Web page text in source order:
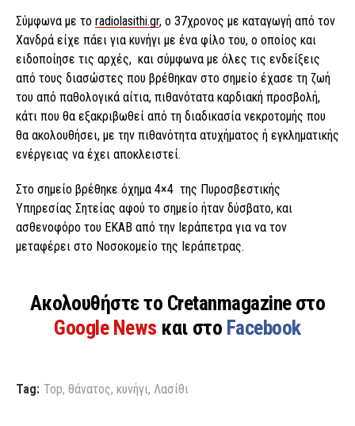
Σύμφωνα με το radiolasithi.gr, ο 37χρονος με καταγωγή από τον
Χανδρά είχε πάει για κυνήγι με ένα φίλο του, ο οποίος και
ειδοποίησε τις αρχές, και σύμφωνα με όλες τις ενδείξεις
από τους διασώστες που βρέθηκαν στο σημείο έχασε τη ζωή
του από παθολογικά αίτια, πιθανότατα καρδιακή προσβολή,
κάτι που θα εξακριβωθεί από τη διαδικασία νεκροτομής που
θα ακολουθήσει, με την πιθανότητα ατυχήματος ή εγκληματικής
ενέργειας να έχει αποκλειστεί.
Στο σημείο βρέθηκε όχημα 4×4 της Πυροσβεστικής
Υπηρεσίας Σητείας αφού το σημείο ήταν δύσβατο, και
ασθενοφόρο του ΕΚΑΒ από την Ιεράπετρα για να τον
μεταφέρει στο Νοσοκομείο της Ιεράπετρας.
Ακολουθήστε το Cretanmagazine στο
Google News και στο Facebook
Tag: Top, θάνατος, κυνήγι, Λασίθι